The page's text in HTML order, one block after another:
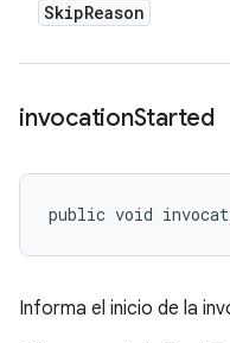
SkipReason
invocationStarted
public void
Informa el inicio de la